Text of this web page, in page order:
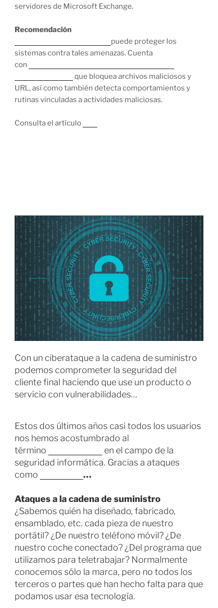
servidores de Microsoft Exchange.
Recomendación
puede proteger los
sistemas contra tales amenazas. Cuenta
con
que bloquea archivos maliciosos y
URL, así como también detecta comportamientos y
rutinas vinculadas a actividades maliciosas.
Consulta el artículo
Con un ciberataque a la cadena de suministro
podemos comprometer la seguridad del
cliente final haciendo que use un producto o
servicio con vulnerabilidades…
Estos dos últimos años casi todos los usuarios
nos hemos acostumbrado al
término
en el campo de la
seguridad informática. Gracias a ataques
como
…
Ataques a la cadena de suministro
¿Sabemos quién ha diseñado, fabricado,
ensamblado, etc. cada pieza de nuestro
portátil? ¿De nuestro teléfono móvil? ¿De
nuestro coche conectado? ¿Del programa que
utilizamos para teletrabajar? Normalmente
conocemos sólo la marca, pero no todos los
terceros o partes que han hecho falta para que
podamos usar esa tecnología.